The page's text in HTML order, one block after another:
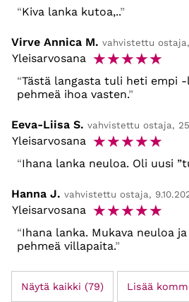
Kiva lanka kutoa,..
Virve Annica M. vahvistettu
Yleisarvosana ☆☆☆☆☆
Tästä langasta tuli heti empi
pehmeä ihoa vasten.
Eeva-Liisa S. vahvistettu ostaja,
Yleisarvosana ☆☆☆☆☆
Ihana lanka neuloa. Oli uusi
Hanna J. vahvistettu ostaja,
Yleisarvosana ☆☆☆☆☆
Ihana lanka. Mukava neuloa
pehmeä villapaita.
Näytä kaikki (79) Lisää